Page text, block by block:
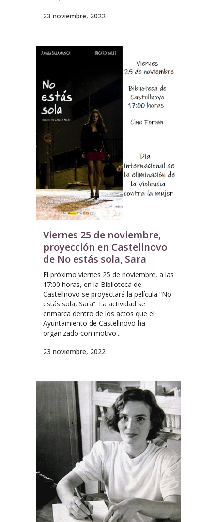
23 noviembre, 2022
Viernes 25 de noviembre,
proyección en Castellnovo
de No estás sola, Sara
El próximo viernes 25 de noviembre, a las
17:00 horas, en la Biblioteca de
Castellnovo se proyectará la película “No
estás sola, Sara”. La actividad se
enmarca dentro de los actos que el
Ayuntamiento de Castellnovo ha
organizado con motivo...
23 noviembre, 2022